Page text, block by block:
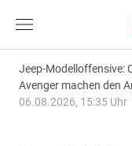
Jeep-Modelloffensive:
Avenger machen den
06.08.2026, 15:35 Uhr